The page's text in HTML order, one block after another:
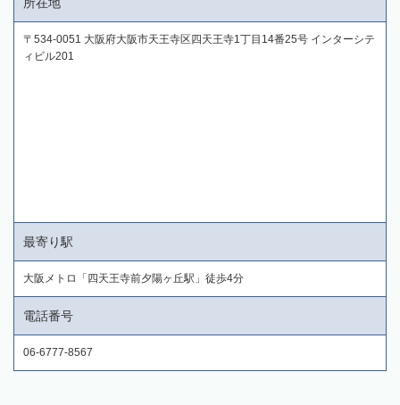
〒534-0051 大阪府大阪市天王寺区四天王寺1丁目14番25号 インターシテ
ィビル201
最寄り駅
大阪メトロ「四天王寺前夕陽ヶ丘駅」徒歩4分
電話番号
06-6777-8567